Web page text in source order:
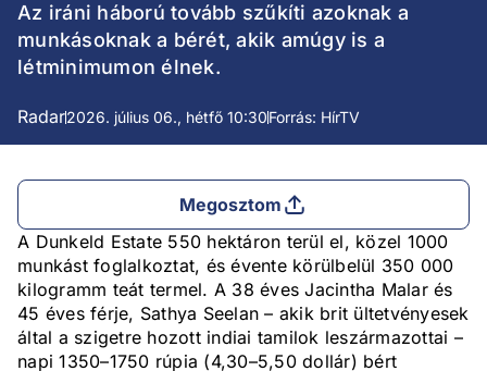
Az iráni háború tovább szűkíti azoknak a
munkásoknak a bérét, akik amúgy is a
létminimumon élnek.
Radar2026. július 06., hétfő 10:30Forrás: HírTV
Megosztom
A Dunkeld Estate 550 hektáron terül el, közel 1000
munkást foglalkoztat, és évente körülbelül 350 000
kilogramm teát termel. A 38 éves Jacintha Malar és
45 éves férje, Sathya Seelan – akik brit ültetvényesek
által a szigetre hozott indiai tamilok leszármazottai –
napi 1350–1750 rúpia (4,30–5,50 dollár) bért